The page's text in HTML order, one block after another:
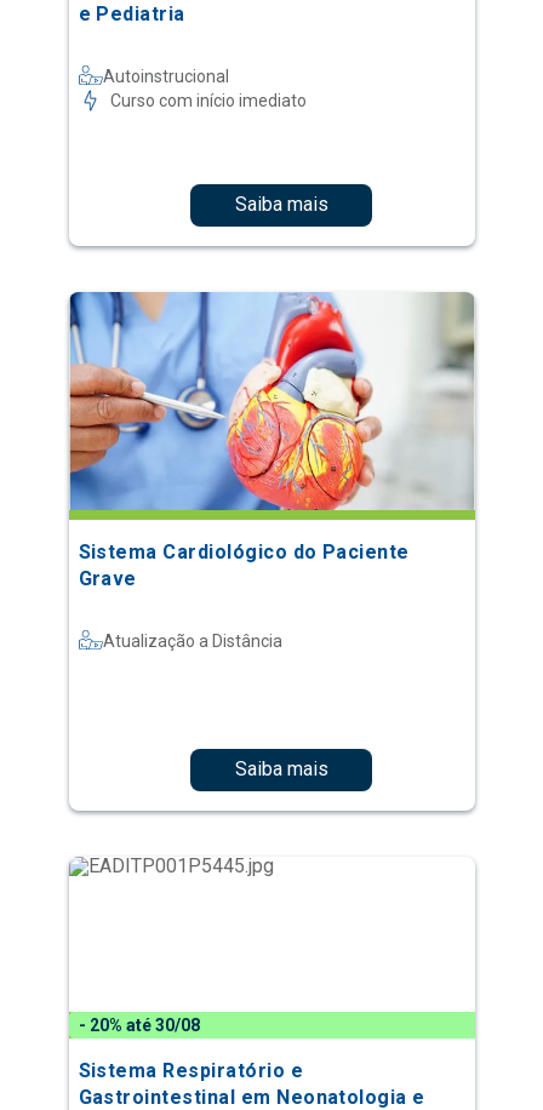
e Pediatria
Autoinstrucional
Curso com início imediato
Saiba mais
Sistema Cardiológico do Paciente
Grave
Atualização a Distância
Saiba mais
- 20% até 30/08
Sistema Respiratório e
Gastrointestinal em Neonatologia e